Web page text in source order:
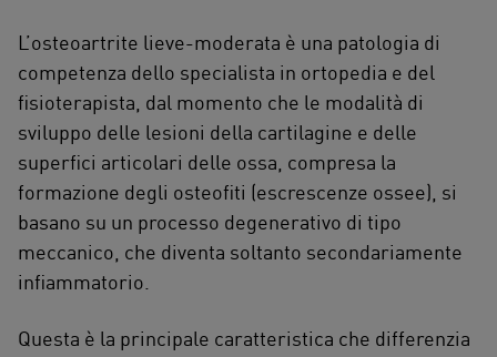
L’osteoartrite lieve-moderata è una patologia di
competenza dello specialista in ortopedia e del
fisioterapista, dal momento che le modalità di
sviluppo delle lesioni della cartilagine e delle
superfici articolari delle ossa, compresa la
formazione degli osteofiti (escrescenze ossee), si
basano su un processo degenerativo di tipo
meccanico, che diventa soltanto secondariamente
infiammatorio.
Questa è la principale caratteristica che differenzia